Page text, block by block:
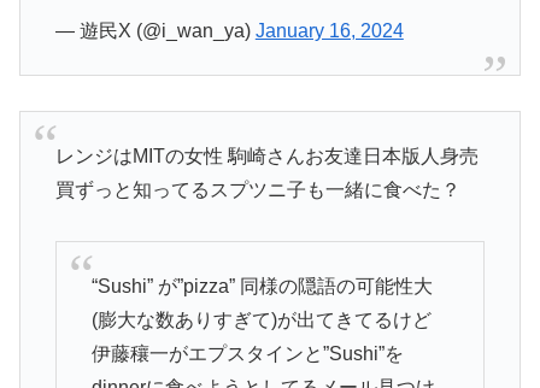
— 遊民X (@i_wan_ya) January 16, 2024
レンジはMITの女性 駒崎さんお友達日本版人身売
買ずっと知ってるスプツニ子も一緒に食べた？
“Sushi” が”pizza” 同様の隠語の可能性大
(膨大な数ありすぎて)が出てきてるけど
伊藤穰一がエプスタインと”Sushi”を